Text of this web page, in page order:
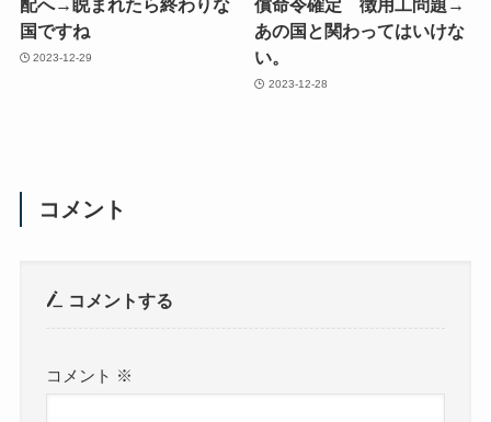
配へ→睨まれたら終わりな
国ですね
2023-12-29
償命令確定 徴用工問題→
あの国と関わってはいけな
い。
2023-12-28
コメント
コメントする
コメント ※